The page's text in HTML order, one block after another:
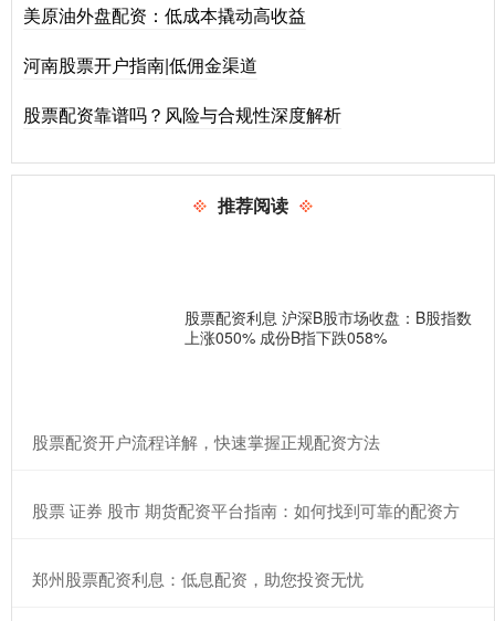
美原油外盘配资：低成本撬动高收益
河南股票开户指南|低佣金渠道
股票配资靠谱吗？风险与合规性深度解析
推荐阅读
股票配资利息 沪深B股市场收盘：B股指数
上涨050% 成份B指下跌058%
​股票配资开户流程详解，快速掌握正规配资方法
​股票 证券 股市 期货配资平台指南：如何找到可靠的配资方
​郑州股票配资利息：低息配资，助您投资无忧